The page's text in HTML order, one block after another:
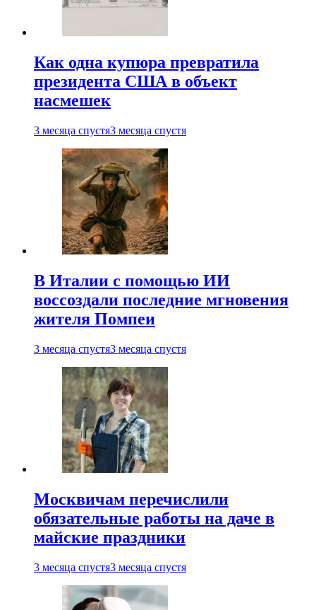
Как одна купюра превратила
президента США в объект
насмешек
3 месяца спустя3 месяца спустя
В Италии с помощью ИИ
воссоздали последние мгновения
жителя Помпеи
3 месяца спустя3 месяца спустя
Москвичам перечислили
обязательные работы на даче в
майские праздники
3 месяца спустя3 месяца спустя